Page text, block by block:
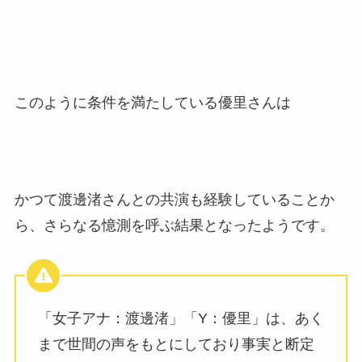
このように条件を満たしている優里さんは
かつて渡邊渚さんとの共演も経験していることか
ら、さらなる憶測を呼ぶ結果となったようです。
「女子アナ：渡邊渚」「Y：優里」は、あく
まで世間の声をもとにしており事実と断定